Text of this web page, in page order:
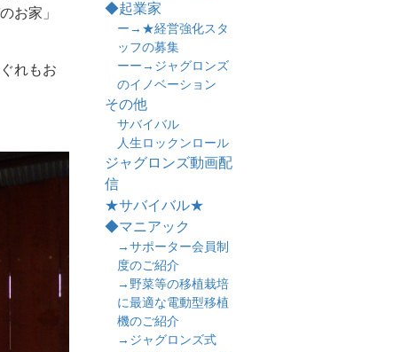
お家」
れもお
◆起業家
ー→★経営強化スタ
ッフの募集
ーー→ジャグロンズ
のイノベーション
その他
サバイバル
人生ロックンロール
ジャグロンズ動画配
信
★サバイバル★
◆マニアック
→サポーター会員制
度のご紹介
→野菜等の移植栽培
に最適な電動型移植
機のご紹介
→ジャグロンズ式